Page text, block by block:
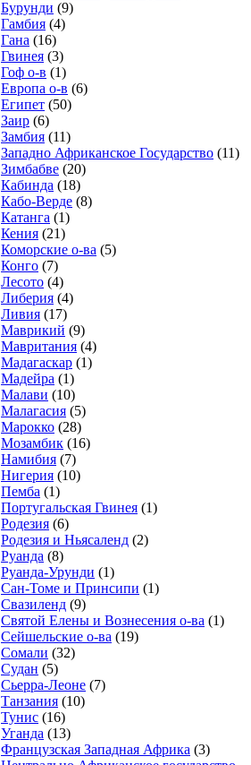
Бурунди (9)
Гамбия (4)
Гана (16)
Гвинея (3)
Гоф о-в (1)
Европа о-в (6)
Египет (50)
Заир (6)
Замбия (11)
Западно Африканское Государство (11)
Зимбабве (20)
Кабинда (18)
Кабо-Верде (8)
Катанга (1)
Кения (21)
Коморcкие о-ва (5)
Конго (7)
Лесото (4)
Либерия (4)
Ливия (17)
Маврикий (9)
Мавритания (4)
Мадагаскар (1)
Мадейра (1)
Малави (10)
Малагасия (5)
Марокко (28)
Мозамбик (16)
Намибия (7)
Нигерия (10)
Пемба (1)
Португальская Гвинея (1)
Родезия (6)
Родезия и Ньясаленд (2)
Руанда (8)
Руанда-Урунди (1)
Сан-Томе и Принсипи (1)
Свазиленд (9)
Святой Елены и Вознесения о-ва (1)
Сейшельские о-ва (19)
Сомали (32)
Судан (5)
Сьерра-Леоне (7)
Танзания (10)
Тунис (16)
Уганда (13)
Французская Западная Африка (3)